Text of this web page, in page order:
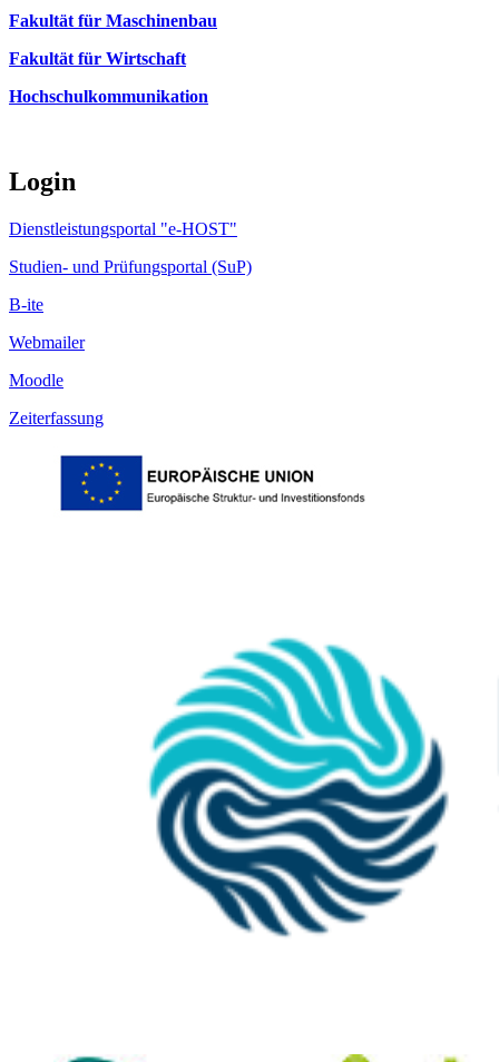
Fakultät für Maschinenbau
Fakultät für Wirtschaft
Hochschulkommunikation
Login
Dienstleistungsportal "e-HOST"
Studien- und Prüfungsportal (SuP)
B-ite
Webmailer
Moodle
Zeiterfassung